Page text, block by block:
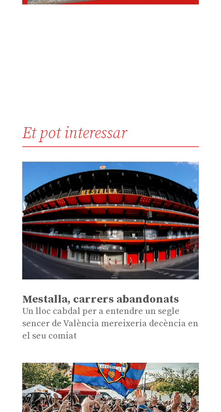
Et pot interessar
Mestalla, carrers abandonats
Un lloc cabdal per a entendre un segle
sencer de València mereixeria decència en
el seu comiat